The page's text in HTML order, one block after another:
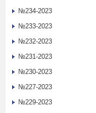
№234-2023
№233-2023
№232-2023
№231-2023
№230-2023
№227-2023
№229-2023